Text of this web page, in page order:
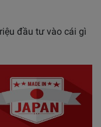
đầu tư vào cái gì